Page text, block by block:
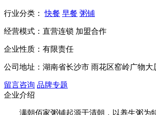
行业分类： 快餐 早餐 粥铺
经营模式： 直营连锁 加盟合作
企业性质： 有限责任
公司地址： 湖南省长沙市 雨花区窑岭广物
留言咨询 品牌专题
企业介绍
满朝佰家粥铺起源于清朝，以养生粥为